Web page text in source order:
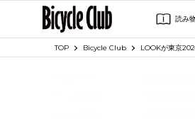
読み
TOP Bicycle Club LOOKが東京